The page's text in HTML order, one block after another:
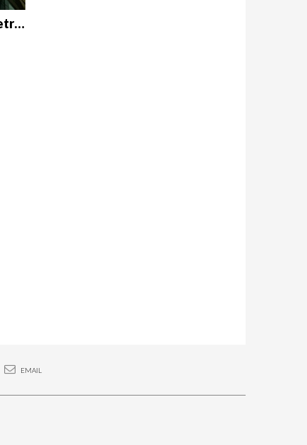
Full Metal Panic!, la risa detrás del soldado
EMAIL